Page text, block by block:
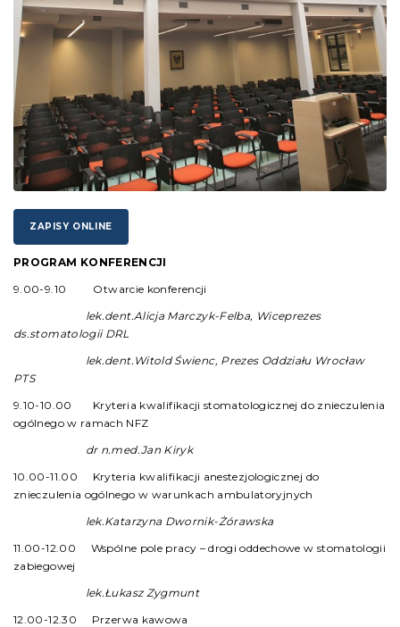
ZAPISY ONLINE
PROGRAM KONFERENCJI
9.00-9.10 Otwarcie konferencji
lek.dent.Alicja Marczyk-Felba, Wiceprezes
ds.stomatologii DRL
lek.dent.Witold Świenc, Prezes Oddziału Wrocław
PTS
9.10-10.00 Kryteria kwalifikacji stomatologicznej do znieczulenia
ogólnego w ramach NFZ
dr n.med.Jan Kiryk
10.00-11.00 Kryteria kwalifikacji anestezjologicznej do
znieczulenia ogólnego w warunkach ambulatoryjnych
lek.Katarzyna Dwornik-Żórawska
11.00-12.00 Wspólne pole pracy – drogi oddechowe w stomatologii
zabiegowej
lek.Łukasz Zygmunt
12.00-12.30 Przerwa kawowa